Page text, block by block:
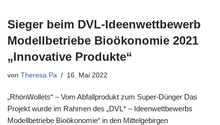
Sieger beim DVL-Ideenwettbewerb
Modellbetriebe Bioökonomie 2021
„Innovative Produkte“
von Theresa Pa 16. Mai 2022
„RhönWollets“ – Vom Abfallprodukt zum Super-Dünger Das
Projekt wurde im Rahmen des „DVL* – Ideenwettbewerbs
Modellbetriebe Bioökonomie“ in den Mittelgebirgen